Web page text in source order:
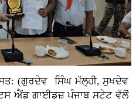
(ਗੁਰਦੇਵ ਸਿੰਘ ਮੱਲ੍ਹੀ, ਸੁਖਦੇਵ
ਐਂਡ ਗਾਈਡਜ਼ ਪੰਜਾਬ ਸਟੇਟ ਵੱਲੋਂ